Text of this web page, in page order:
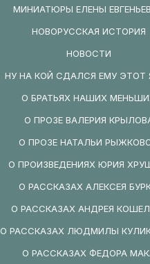
МИНИАТЮРЫ ЕЛЕНЫ
НОВОРУССКАЯ ИСТОРИЯ
НОВОСТИ
НУ НА КОЙ СДАЛСЯ ЕМУ ЭТОТ
О БРАТЬЯХ НАШИХ
О ПРОЗЕ ВАЛЕРИЯ
О ПРОЗЕ НАТАЛЬИ
О ПРОИЗВЕДЕНИЯХ ЮРИЯ
О РАССКАЗАХ АЛЕКСЕЯ
О РАССКАЗАХ АНДРЕЯ
О РАССКАЗАХ ЛЮДМИЛЫ
О РАССКАЗАХ ФЕДОРА